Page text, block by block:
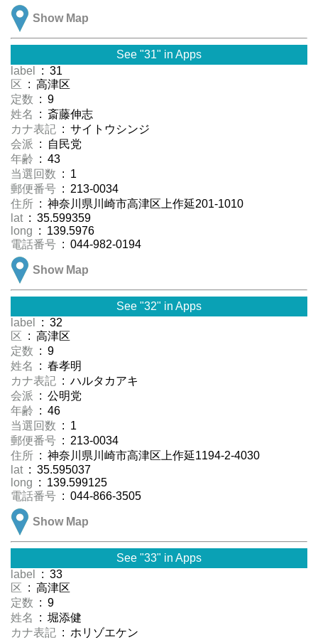
Show Map
See "31" in Apps
label
: 31
区 : 高津区
定数 : 9
姓名
: 斎藤伸志
カナ表記 : サイトウシンジ
会派 : 自民党
年齢 : 43
当選回数 : 1
郵便番号 : 213-0034
住所 : 神奈川県川崎市高津区上作延201-1010
lat : 35.599359
long : 139.5976
電話番号 : 044-982-0194
Show Map
See "32" in Apps
label
: 32
区 : 高津区
定数 : 9
姓名
: 春孝明
カナ表記 : ハルタカアキ
会派 : 公明党
年齢 : 46
当選回数 : 1
郵便番号 : 213-0034
住所 : 神奈川県川崎市高津区上作延1194-2-4030
lat : 35.595037
long : 139.599125
電話番号 : 044-866-3505
Show Map
See "33" in Apps
label
: 33
区 : 高津区
定数 : 9
姓名
: 堀添健
カナ表記 : ホリゾエケン